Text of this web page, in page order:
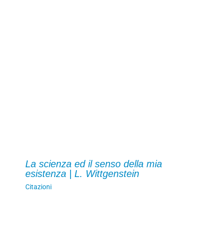
La scienza ed il senso della mia
esistenza | L. Wittgenstein
Citazioni